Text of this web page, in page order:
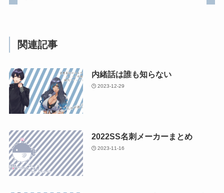
関連記事
内緒話は誰も知らない
2023-12-29
2022SS名刺メーカーまとめ
2023-11-16